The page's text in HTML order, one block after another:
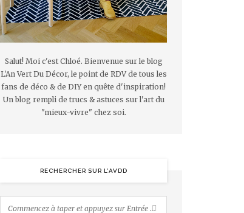
Salut! Moi c'est Chloé. Bienvenue sur le blog
L'An Vert Du Décor, le point de RDV de tous les
fans de déco & de DIY en quête d'inspiration!
Un blog rempli de trucs & astuces sur l'art du
"mieux-vivre" chez soi.
RECHERCHER SUR L’AVDD